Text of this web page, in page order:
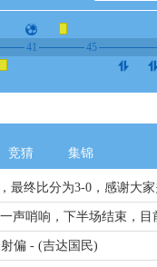
41 45
竞猜 集锦
最终比分为3-0，感谢大家
声哨响，下半场结束，目
偏 - (吉达国民)